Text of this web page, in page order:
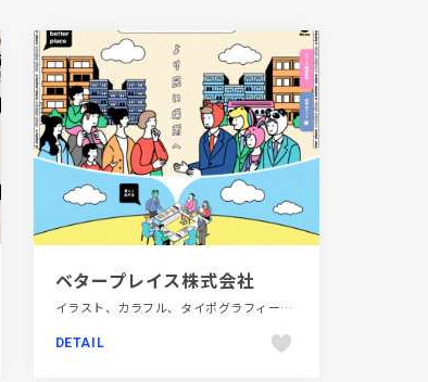
ベタープレイス株式会社
イラスト、カラフル、タイポグラフィー、ブランド・サービスサイト、ポップ、建設・住宅・不動産
DETAIL